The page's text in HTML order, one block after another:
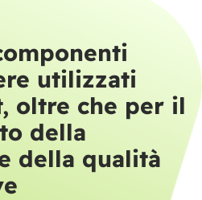
utilizzati
oltre che per il
della
della qualità